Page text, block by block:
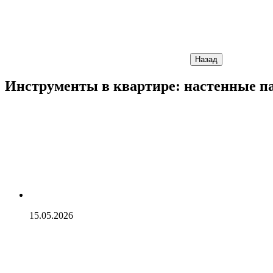
Назад
Инструменты в квартире: настенные
15.05.2026